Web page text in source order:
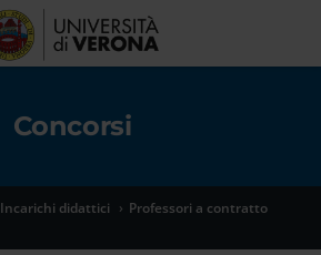
Concorsi
Incarichi didattici
Professori a contratto